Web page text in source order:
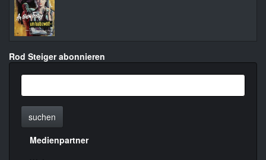
Rod Steiger abonnieren
suchen
Menülinks
Medienpartner